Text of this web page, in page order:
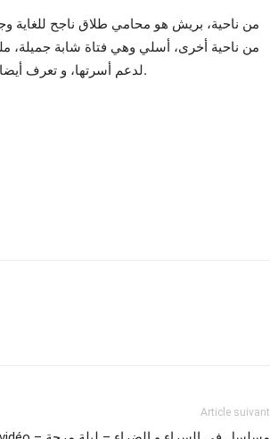
من ناحية، بريش هو محامي طلاق ناجح للغاية
من ناحية أخرى، أسلي وهي فتاة شابة جميلة،
لدعم أسرتها، و تعرف أيضا باسم اليراع. عندما يتقاطع طريق الأثنين يدخلان في مغامرة حب.
Article suivant